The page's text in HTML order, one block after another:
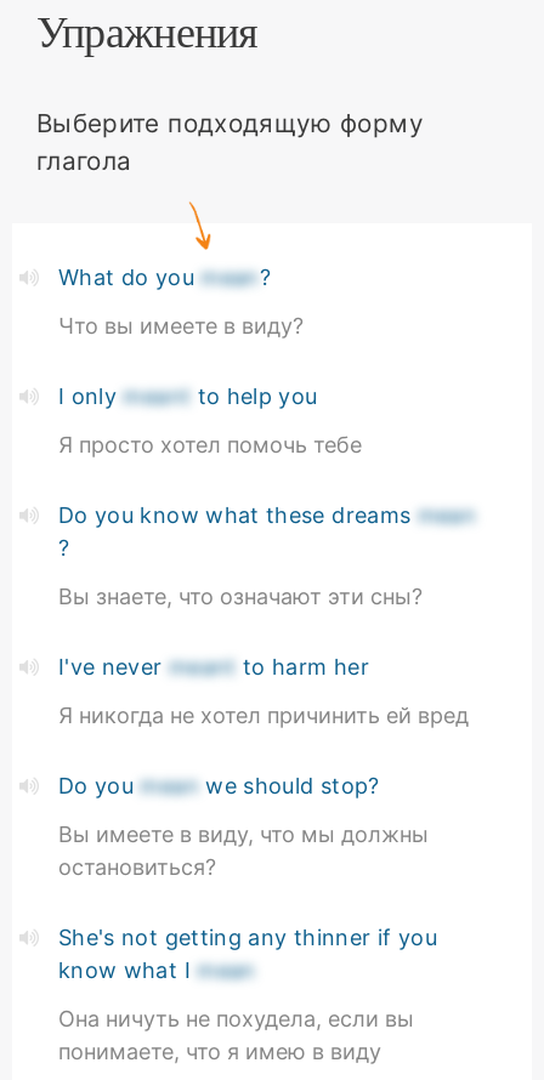
Упражнения
Выберите подходящую форму
глагола
What do youmean?
Что вы имеете в виду?
I onlymeant to help you
Я просто хотел помочь тебе
Do you know what these dreams mean
?
Вы знаете, что означают эти сны?
I've never meant to harm her
Я никогда не хотел причинить ей вред
Do youmean we should stop?
Вы имеете в виду, что мы должны
остановиться?
She's not getting any thinner if you
know what Imean
Она ничуть не похудела, если вы
понимаете, что я имею в виду